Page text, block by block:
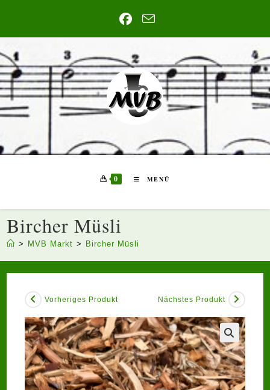
0 MENÜ
Bircher Müsli
> MVB Markt > Bircher Müsli
Vorheriges Produkt Nächstes Produkt
🔍